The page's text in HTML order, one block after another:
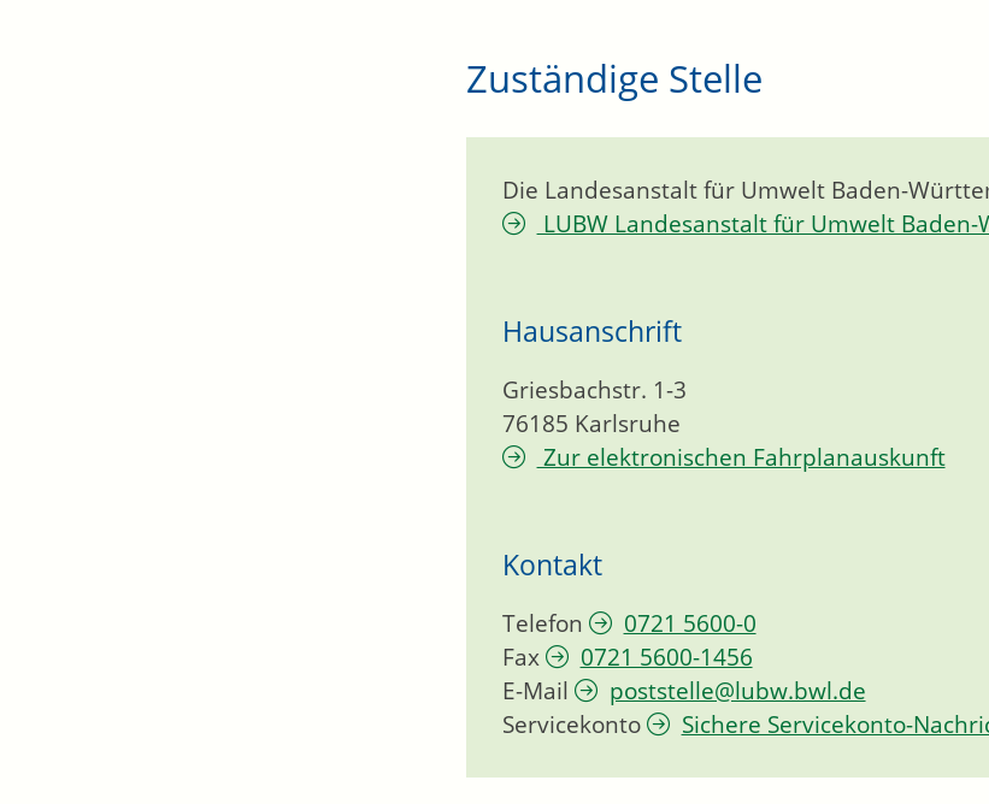
Zuständige Stelle
Die Landesanstalt für Umwelt Baden-
LUBW Landesanstalt für Umwelt
Hausanschrift
Griesbachstr. 1-3
76185 Karlsruhe
Zur elektronischen Fahrplanauskunft
Kontakt
Telefon
0721 5600-0
Fax
0721 5600-1456
E-Mail
poststelle@lubw.bwl.de
Servicekonto
Sichere Servicekonto-